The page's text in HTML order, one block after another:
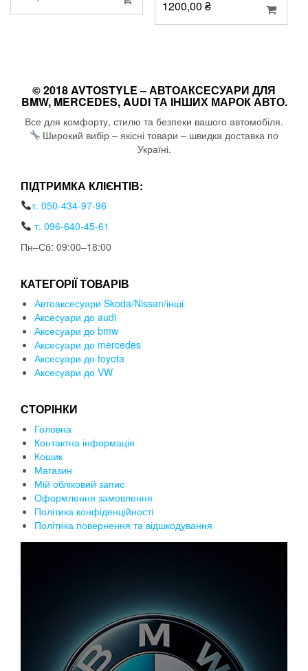
1200,00 ₴
© 2018 AVTOSTYLE – АВТОАКСЕСУАРИ ДЛЯ
BMW, MERCEDES, AUDI ТА ІНШИХ МАРОК АВТО.
Все для комфорту, стилю та безпеки вашого автомобіля.
Широкий вибір – якісні товари – швидка доставка по
Україні.
ПІДТРИМКА КЛІЄНТІВ:
т. 050-434-97-96
т. 096-640-45-61
Пн–Сб: 09:00–18:00
КАТЕГОРІЇ ТОВАРІВ
Автоаксесуари Skoda/Nissan/інші
Аксесуари до audi
Аксесуари до bmw
Аксесуари до mercedes
Аксесуари до toyota
Аксесуари до VW
СТОРІНКИ
Головна
Контактна інформація
Кошик
Магазин
Мій обліковий запис
Оформлення замовлення
Політика конфіденційності
Політика повернення та відшкодування